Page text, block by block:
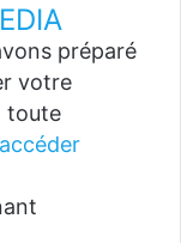
préparé
votre
toute